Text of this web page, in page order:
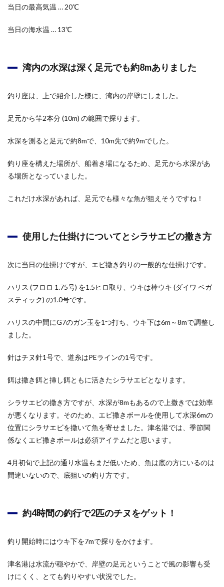
当日の最高気温 … 20℃
当日の海水温 … 13℃
湾内の水深は深く足元でも約8mありました
釣り座は、上で紹介した様に、湾内の岸壁にしました。
足元から竿2本分 (10m) の範囲で探ります。
水深を測ると足元で約8mで、10m先で約9mでした。
釣り座を構えた場所が、船着き場になるため、足元から水深があ
る場所となっていました。
これだけ水深があれば、足元でも様々な魚が狙えそうですね！
使用した仕掛けについてとシラサエビの撒き方
次に当日の仕掛けですが、エビ撒き釣りの一般的な仕掛けです。
ハリス (フロロ 1.75号) を1.5ヒロ取り、ウキは棒ウキ (ダイワ ベガ
スティック) の1.0号です。
ハリスの中間にG7のガン玉を1つ打ち、ウキ下は6m～8mで調整し
ました。
針はチヌ針1号で、道糸はPEラインの1号です。
餌は撒き餌と挿し餌ともに活きたシラサエビとなります。
シラサエビの撒き方ですが、水深が8mもあるので上撒きでは効率
が悪くなります。そのため、エビ撒きボールを使用して水深6mの
位置にシラサエビを撒いて魚を寄せました。津名港では、季節関
係なくエビ撒きボールは必須アイテムだと思います。
4月初旬で上記の通り水温もまだ低いため、魚は底の方にいるのは
間違いないので、底狙いの釣り方です。
約4時間の釣行で2匹のチヌをゲット！
釣り開始時にはウキ下を7mで探りをかけます。
津名港は水流が穏やかで、岸壁の足元ということで風の影響も受
けにくく、とても釣りやすい状況でした。